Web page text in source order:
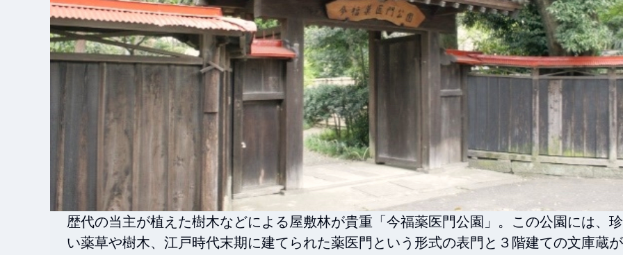
歴代の当主が植えた樹木などによる屋敷林が貴重「今福薬医門公園」。この公園には、
い薬草や樹木、江戸時代末期に建てられた薬医門という形式の表門と３階建ての文庫蔵